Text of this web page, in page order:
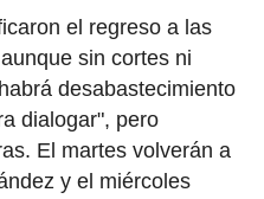
el regreso a las
sin cortes ni
desabastecimiento
dialogar", pero
El martes volverán a
y el miércoles